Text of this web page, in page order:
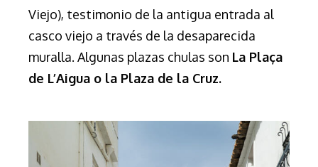
Viejo), testimonio de la antigua entrada al
casco viejo a través de la desaparecida
muralla. Algunas plazas chulas son La Plaça
de L’Aigua o la Plaza de la Cruz.